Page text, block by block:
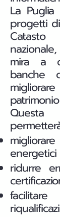
La
progetti
Catasto
mira a
banche
energetici
ridurre